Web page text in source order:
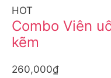
HOT
Combo Viên
kẽm
260,000₫